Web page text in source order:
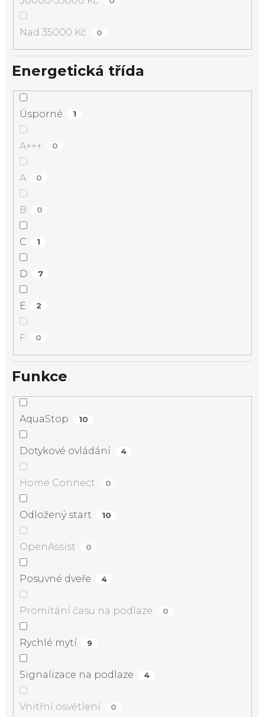
Nad 35000 Kč 0
Energetická třída
Úsporné 1
A+++ 0
A 0
B 0
C 1
D 7
E 2
F 0
Funkce
AquaStop 10
Dotykové ovládání 4
Home Connect 0
Odložený start 10
OpenAssist 0
Posuvné dveře 4
Promítání času na podlaze 0
Rychlé mytí 9
Signalizace na podlaze 4
Vnitřní osvětlení 0